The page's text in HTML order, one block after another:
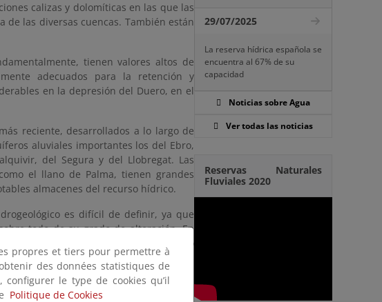
calizas y dolomíticas en las que las
las diversas cuencas. También están
tienen valores altos de
adecuados para la retención y
en la depresión del Duero, en el
reciente, desarrollados a lo largo de
aluviales importantes los del Ebro,
del Segura y del Llobregat. Las
el llano de Palma, tienen grandes
almacenes del recurso hídrico.
es difícil de definir, ya que
todo de su grado de alteración. En
volcánicos están muy poco
mayoritariamente formado por rocas
compleja y consiste en numerosos
29/07/2025
La reserva hídrica española se
encuentra al 67% de su
capacidad
Noticias sobre Agua
Ver todas las noticias
Reservas Naturales
Fluviales 2020
propres et tiers pour permettre à
des données statistiques de
configurer le type de cookies qu’il
Politique de Cookies